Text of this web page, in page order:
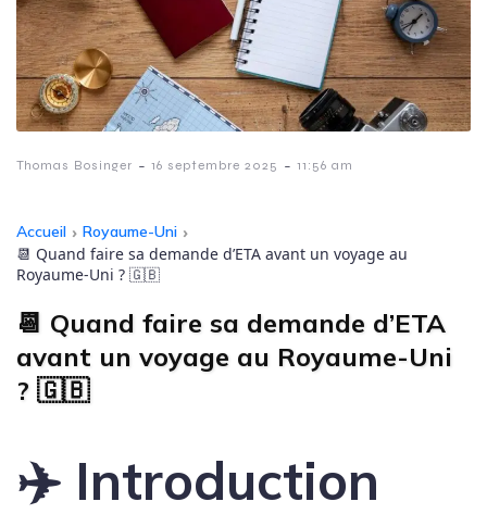
Thomas Bosinger - 16 septembre 2025 - 11:56 am
Accueil › Royaume-Uni ›
📆 Quand faire sa demande d’ETA avant un voyage au
Royaume-Uni ? 🇬🇧
📆 Quand faire sa demande d’ETA
avant un voyage au Royaume-Uni
? 🇬🇧
✈️ Introduction